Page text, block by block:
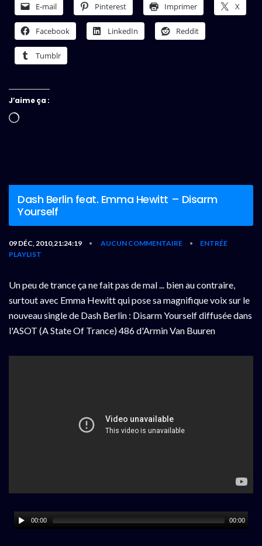
E-mail Pinterest Imprimer X
Facebook LinkedIn Reddit
Tumblr
J’aime ça :
Chargement…
Dash Berlin feat. Emma Hewitt – Disarm
Yourself
09 DÉC, 2010,21:24:19 • AUCUN COMMENTAIRE •
ENTRÉE
PLAYLIST
Un peu de trance ça ne fait pas de mal ... bien au contraire,
surtout avec Emma Hewitt qui pose sa magnifique voix sur le
nouveau single de Dash Berlin : Disarm Yourself diffusée dans
l'ASOT (A State Of Trance) 486 d'Armin Van Buuren
00:00 00:00